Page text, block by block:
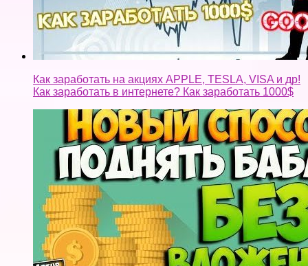
Как заработать на акциях APPLE, TESLA, VISA и др!
Как заработать в интернете? Как заработать 1000$